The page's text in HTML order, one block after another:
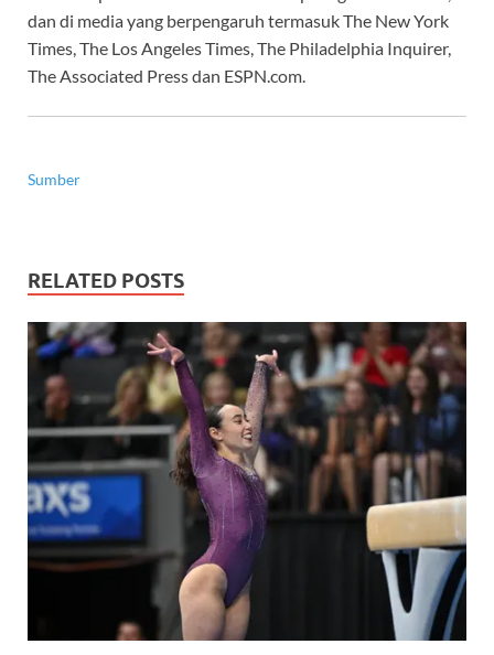
dan di media yang berpengaruh termasuk The New York
Times, The Los Angeles Times, The Philadelphia Inquirer,
The Associated Press dan ESPN.com.
Sumber
RELATED POSTS